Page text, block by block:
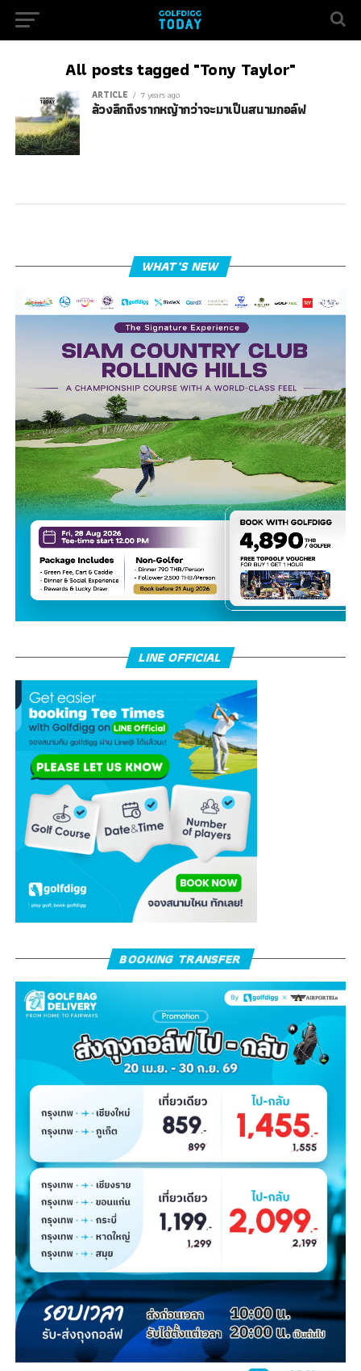
All posts tagged "Tony Taylor"
ARTICLE 7 years ago
ล้วงลึกถึงรากหญ้ากว่าจะมาเป็นสนามกอล์ฟ
WHAT’S NEW
LINE OFFICIAL
BOOKING TRANSFER